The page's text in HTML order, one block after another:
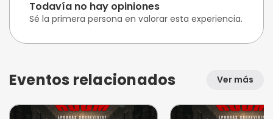
Todavía no hay opiniones
Sé la primera persona en valorar esta experiencia.
Eventos relacionados Ver más